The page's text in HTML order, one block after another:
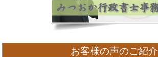
お客様の声のご紹介